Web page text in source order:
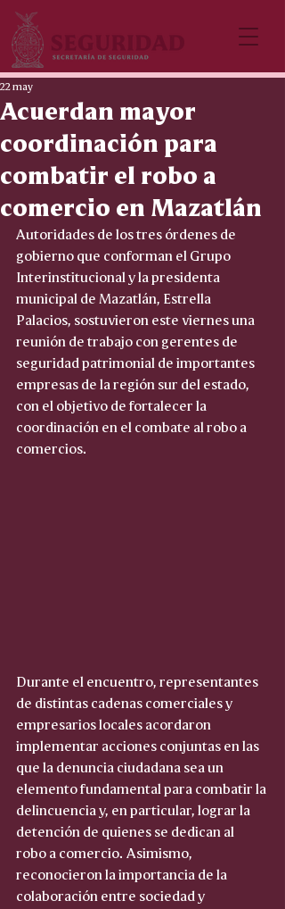
Acuerdan mayor
coordinación para
combatir el robo a
comercio en Mazatlán
22 may
Autoridades de los tres órdenes de
gobierno que conforman el Grupo
Interinstitucional y la presidenta
municipal de Mazatlán, Estrella
Palacios, sostuvieron este viernes una
reunión de trabajo con gerentes de
seguridad patrimonial de importantes
empresas de la región sur del estado,
con el objetivo de fortalecer la
coordinación en el combate al robo a
comercios.
Durante el encuentro, representantes
de distintas cadenas comerciales y
empresarios locales acordaron
implementar acciones conjuntas en las
que la denuncia ciudadana sea un
elemento fundamental para combatir la
delincuencia y, en particular, lograr la
detención de quienes se dedican al
robo a comercio. Asimismo,
reconocieron la importancia de la
colaboración entre sociedad y